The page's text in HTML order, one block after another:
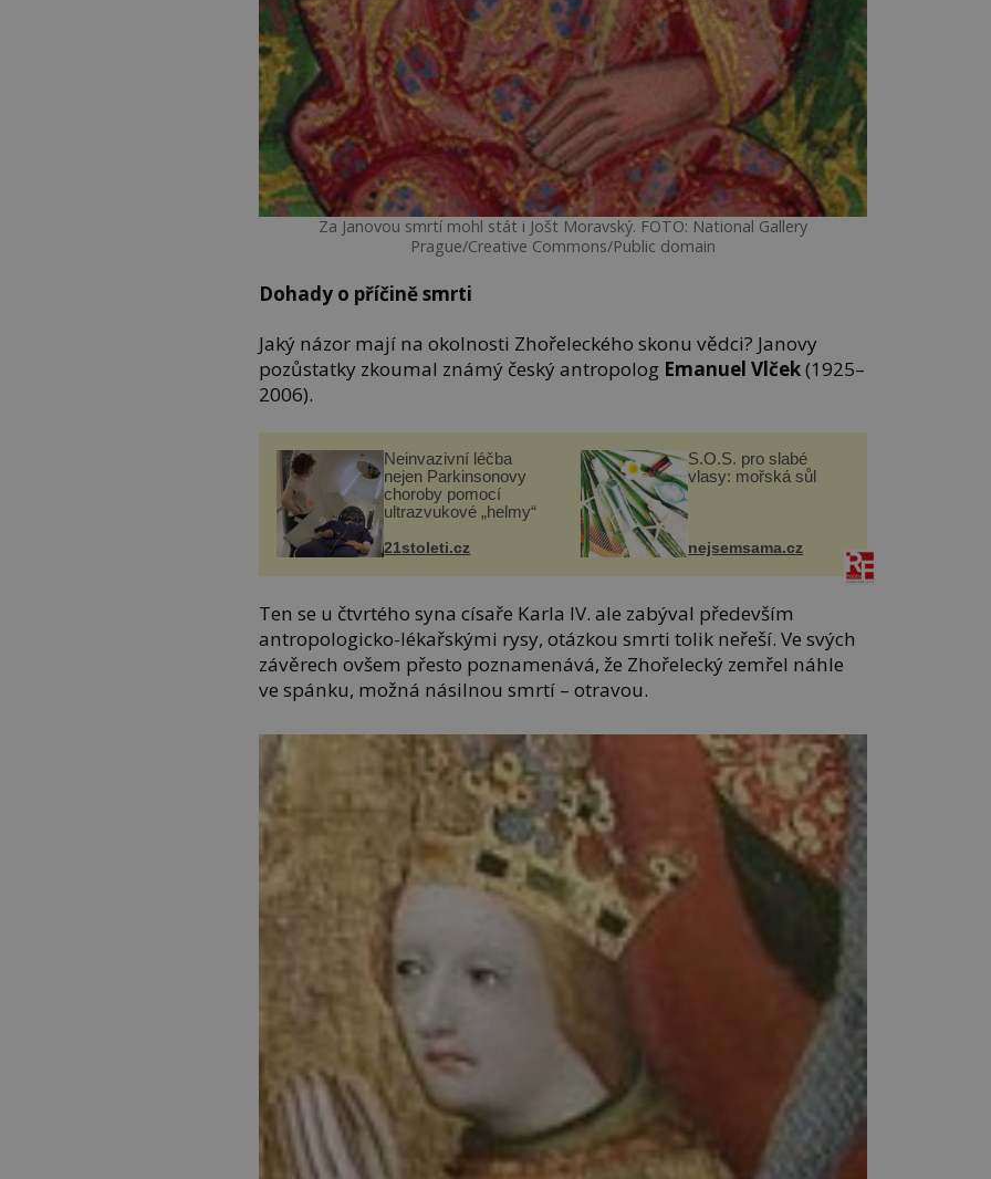
Za Janovou smrtí mohl stát i Jošt Moravský. FOTO: National Gallery
Prague/Creative Commons/Public domain
Dohady o příčině smrti
Jaký názor mají na okolnosti Zhořeleckého skonu vědci? Janovy
pozůstatky zkoumal známý český antropolog Emanuel Vlček(1925–
2006).
Neinvazivní léčba
nejen Parkinsonovy
choroby pomocí
ultrazvukové „helmy“
21stoleti.cz
S.O.S. pro slabé
vlasy: mořská sůl
nejsemsama.cz
Ten se u čtvrtého syna císaře Karla IV. ale zabýval především
antropologicko-lékařskými rysy, otázkou smrti tolik neřeší. Ve svých
závěrech ovšem přesto poznamenává, že Zhořelecký zemřel náhle
ve spánku, možná násilnou smrtí – otravou.